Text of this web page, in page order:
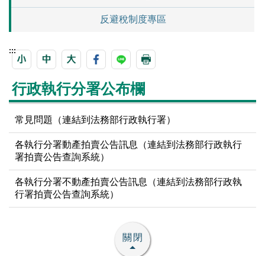
反避稅制度專區
:::
行政執行分署公布欄
常見問題（連結到法務部行政執行署）
各執行分署動產拍賣公告訊息（連結到法務部行政執行
署拍賣公告查詢系統）
各執行分署不動產拍賣公告訊息（連結到法務部行政執
行署拍賣公告查詢系統）
關閉